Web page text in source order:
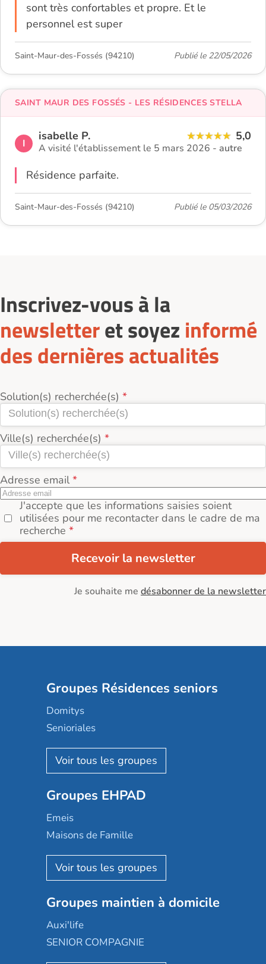
sont très confortables et propre. Et le
personnel est super
Saint-Maur-des-Fossés (94210) Publié le 22/05/2026
I
isabelle P. 5,0
A visité l'établissement le 5 mars 2026 - autre
Résidence parfaite.
SAINT MAUR DES FOSSÉS - LES RÉSIDENCES STELLA
Saint-Maur-des-Fossés (94210) Publié le 05/03/2026
Inscrivez-vous à la
newsletteret soyez informé
des dernières actualités
Solution(s) recherchée(s)
Ville(s) recherchée(s)
Adresse email
J'accepte que les informations saisies soient
utilisées pour me recontacter dans le cadre de ma
recherche
Recevoir la newsletter
Je souhaite me désabonner de la newsletter
Groupes Résidences seniors
Domitys
Senioriales
Nohée
Les Résidentiels
Mobicap
Domusvi
Happy Senior
Aquarelia
Nexity edenea
Les jardins d'Arcadie
Occitalia
Appartseniors
Groupes EHPAD
Emeis
Maisons de Famille
Korian
Emera
Groupe SOS
Le Noble Âge
Almage
Groupes maintien à domicile
Auxi'life
SENIOR COMPAGNIE
AGE D'OR Services